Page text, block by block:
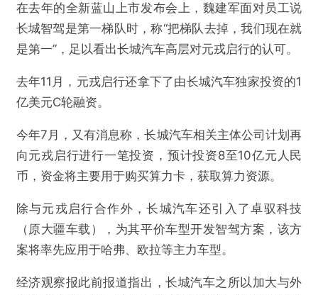
在去年的全新蓝山上市发布会上，魏建军面对员工说
长城智驾是第一梯队时，称“把梯队去掉，我们现在就
是第一”，足以看出长城汽车高层对元戎启行的认可。
去年11月，元戎启行还拿下了由长城汽车独家投资的1
亿美元C轮融资。
今年7月，又有消息称，长城汽车相关主体公司计划再
向元戎启行进行一笔投资，预计投资8至10亿元人民
币，资金将主要用于购买算力卡，获取算力资源。
除与元戎启行合作外，长城汽车还引入了卓驭科技
（原大疆车载），为其平价车型开发智驾方案，该方
案将率先应用于哈弗、欧拉等主力车型。
经济观察报此前报道指出，长城汽车之所以加大与外